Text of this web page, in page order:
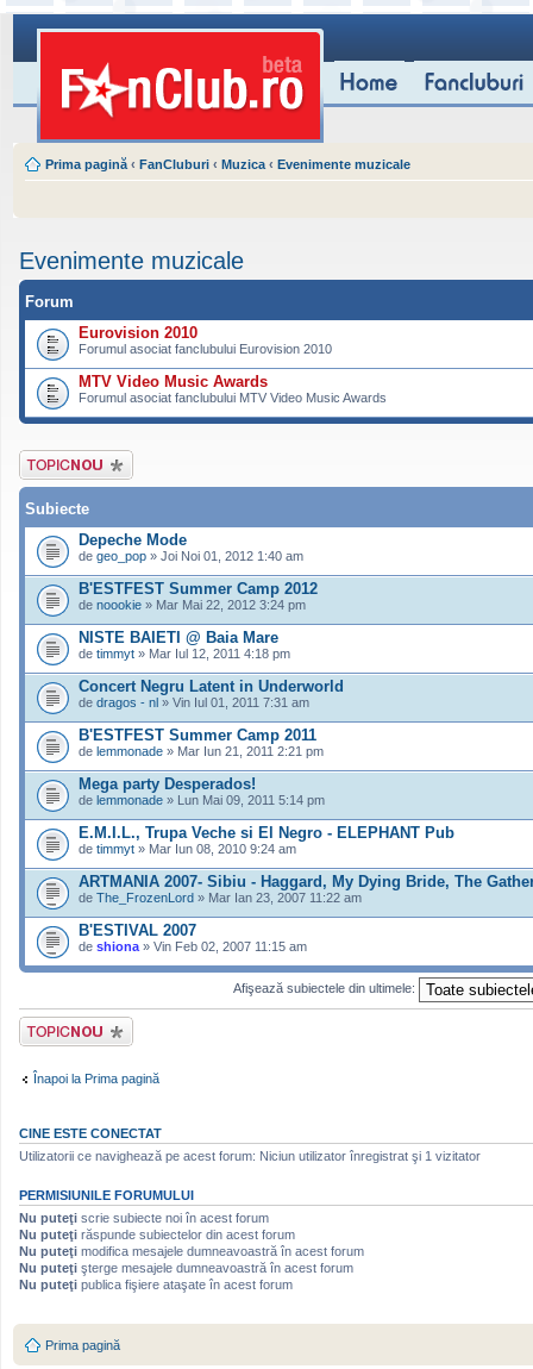
Prima pagină ‹ FanCluburi ‹ Muzica ‹ Evenimente muzicale
Evenimente muzicale
Forum
Eurovision 2010
Forumul asociat fanclubului Eurovision 2010
MTV Video Music Awards
Forumul asociat fanclubului MTV Video Music Awards
Scrie un subiect
nou
Subiecte
Depeche Mode
de geo_pop » Joi Noi 01, 2012 1:40 am
B'ESTFEST Summer Camp 2012
de noookie » Mar Mai 22, 2012 3:24 pm
NISTE BAIETI @ Baia Mare
de timmyt » Mar Iul 12, 2011 4:18 pm
Concert Negru Latent in Underworld
de dragos - nl » Vin Iul 01, 2011 7:31 am
B'ESTFEST Summer Camp 2011
de lemmonade » Mar Iun 21, 2011 2:21 pm
Mega party Desperados!
de lemmonade » Lun Mai 09, 2011 5:14 pm
E.M.I.L., Trupa Veche si El Negro - ELEPHANT Pub
de timmyt » Mar Iun 08, 2010 9:24 am
ARTMANIA 2007- Sibiu - Haggard, My Dying Bride, The
de The_FrozenLord » Mar Ian 23, 2007 11:22 am
B'ESTIVAL 2007
de shiona » Vin Feb 02, 2007 11:15 am
Afişează subiectele din ultimele:
Scrie un subiect
nou
Înapoi la Prima pagină
CINE ESTE CONECTAT
Utilizatorii ce navighează pe acest forum: Niciun utilizator înregistrat şi 1 vizitator
PERMISIUNILE FORUMULUI
Nu puteţi scrie subiecte noi în acest forum
Nu puteţi răspunde subiectelor din acest forum
Nu puteţi modifica mesajele dumneavoastră în acest forum
Nu puteţi şterge mesajele dumneavoastră în acest forum
Nu puteţi publica fişiere ataşate în acest forum
Prima pagină